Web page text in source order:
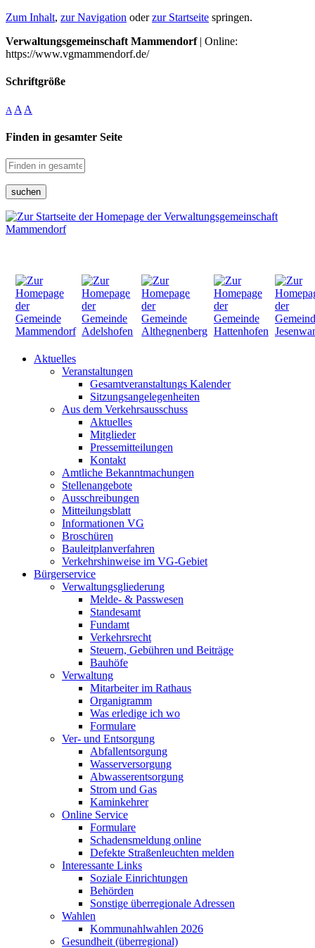
Zum Inhalt, zur Navigation oderzur Startseite springen.
Verwaltungsgemeinschaft Mammendorf| Online:
https://www.vgmammendorf.de/
Schriftgröße
A A A
Finden in gesamter Seite
suchen
Aktuelles
Veranstaltungen
Gesamtveranstaltungs Kalender
Sitzungsangelegenheiten
Aus dem Verkehrsausschuss
Aktuelles
Mitglieder
Pressemitteilungen
Kontakt
Amtliche Bekanntmachungen
Stellenangebote
Ausschreibungen
Mitteilungsblatt
Informationen VG
Broschüren
Bauleitplanverfahren
Verkehrshinweise im VG-Gebiet
Bürgerservice
Verwaltungsgliederung
Melde- & Passwesen
Standesamt
Fundamt
Verkehrsrecht
Steuern, Gebühren und Beiträge
Bauhöfe
Verwaltung
Mitarbeiter im Rathaus
Organigramm
Was erledige ich wo
Formulare
Ver- und Entsorgung
Abfallentsorgung
Wasserversorgung
Abwasserentsorgung
Strom und Gas
Kaminkehrer
Online Service
Formulare
Schadensmeldung online
Defekte Straßenleuchten melden
Interessante Links
Soziale Einrichtungen
Behörden
Sonstige überregionale Adressen
Wahlen
Kommunahlwahlen 2026
Gesundheit (überregional)